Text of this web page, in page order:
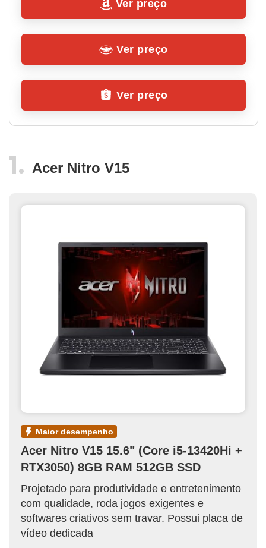
Ver preço
Ver preço
Ver preço
Acer Nitro V15
maior desempenho
Acer Nitro V15 15.6" (Core i5-13420Hi +
RTX3050) 8GB RAM 512GB SSD
Projetado para produtividade e entretenimento
com qualidade, roda jogos exigentes e
softwares criativos sem travar. Possui placa de
vídeo dedicada